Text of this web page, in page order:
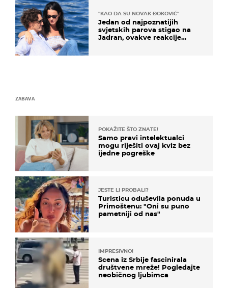
"KAO DA SU NOVAK ĐOKOVIĆ"
Jedan od najpoznatijih
svjetskih parova stigao na
Jadran, ovakve reakcije
ZABAVA
POKAŽITE ŠTO ZNATE!
Samo pravi intelektualci
mogu riješiti ovaj kviz bez
ijedne pogreške
JESTE LI PROBALI?
Turisticu oduševila ponuda u
Primoštenu: "Oni su puno
pametniji od nas"
IMPRESIVNO!
Scena iz Srbije fascinirala
društvene mreže! Pogledajte
neobičnog ljubimca